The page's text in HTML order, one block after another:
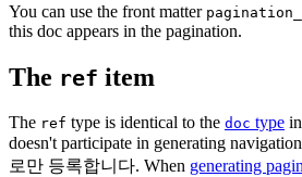
You can use the front matter
this doc appears in the pagination.
The ref item
The ref type is identical to the doc type
doesn't participate in generating
로만 등록합니다. When generating